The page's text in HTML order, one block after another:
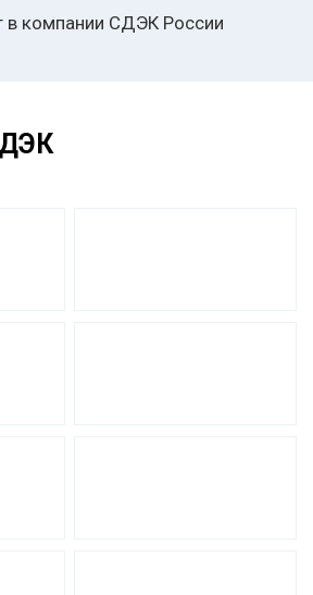
в компании СДЭК России